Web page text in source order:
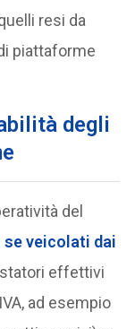
resi da
piattaforme
degli
del
veicolati dai
effettivi
ad esempio